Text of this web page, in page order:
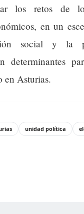
los retos de
en un
social y la
determinantes
en Asturias.
unidad política